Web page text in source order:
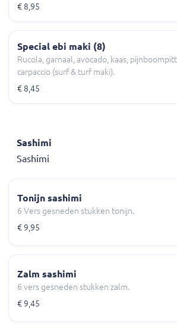
€ 8,95
Special ebi maki (8)
Rucola, garnaal, avocado, kaas,
carpaccio (surf & turf maki).
€ 8,45
Sashimi
Sashimi
Tonijn sashimi
6 Vers gesneden stukken tonijn.
€ 9,95
Zalm sashimi
6 vers gesneden stukken zalm.
€ 9,45